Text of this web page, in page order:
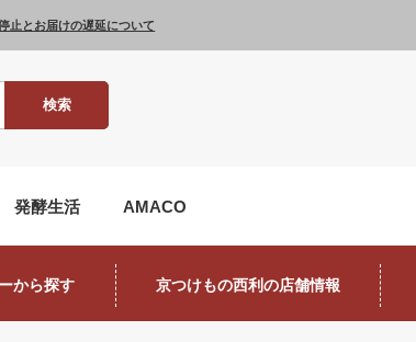
止とお届けの遅延について
検索
発酵生活 AMACO
から探す 京つけもの西利の店舗情報